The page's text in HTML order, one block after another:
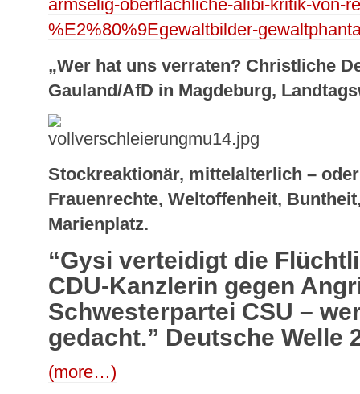
armselig-oberflachliche-alibi-kritik-von-
%E2%80%9Egewaltbilder-
„Wer hat uns verraten? Christliche
Gauland/AfD in Magdeburg,
Stockreaktionär, mittelalterlich –
Frauenrechte, Weltoffenheit,
Marienplatz.
“Gysi verteidigt die
CDU-Kanzlerin gegen
Schwesterpartei CSU –
gedacht.” Deutsche Welle
(more…)